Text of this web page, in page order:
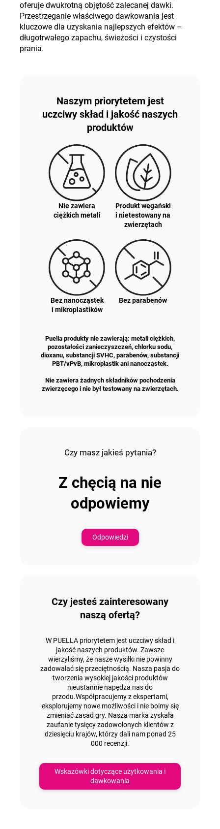
oferuje dwukrotną objętość zalecanej dawki.
Przestrzeganie właściwego dawkowania jest
kluczowe dla uzyskania najlepszych efektów –
długotrwałego zapachu, świeżości i czystości
prania.
Naszym priorytetem jest
uczciwy skład i jakość naszych
produktów
Nie zawiera
ciężkich metali
Produkt wegański
i nietestowany na
zwierzętach
Bez nanocząstek
i mikroplastików
Bez parabenów
Puella produkty nie zawierają: metali ciężkich,
pozostałości zanieczyszczeń, chlorku sodu,
dioxanu, substancji SVHC, parabenów, substancji
PBT/vPvB, mikroplastik ani nanocząstek.
Nie zawiera żadnych składników pochodzenia
zwierzęcego i nie był testowany na zwierzętach.
Czy masz jakieś pytania?
Z chęcią na nie
odpowiemy
Odpowiedzi
Czy jesteś zainteresowany
naszą ofertą?
W PUELLA priorytetem jest uczciwy skład i
jakość naszych produktów. Zawsze
wierzyliśmy, że nasze wysiłki nie powinny
zadowalać się przeciętnością. Nasza pasja do
tworzenia wysokiej jakości produktów
nieustannie napędza nas do
przodu.Współpracujemy z ekspertami,
eksplorujemy nowe możliwości i nie boimy się
zmieniać zasad gry. Nasza marka zyskała
zaufanie tysięcy zadowolonych klientów z
dziesięciu krajów, którzy dali nam ponad 25
000 recenzji.
Wskazówki dotyczące użytkowania i
dawkowania